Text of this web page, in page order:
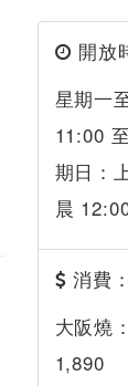
開放
星期一
11:00
期日：
晨
消費：
大阪燒
1,890